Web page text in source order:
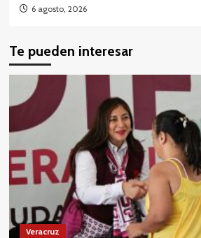
6 agosto, 2026
Te pueden interesar
Veracruz